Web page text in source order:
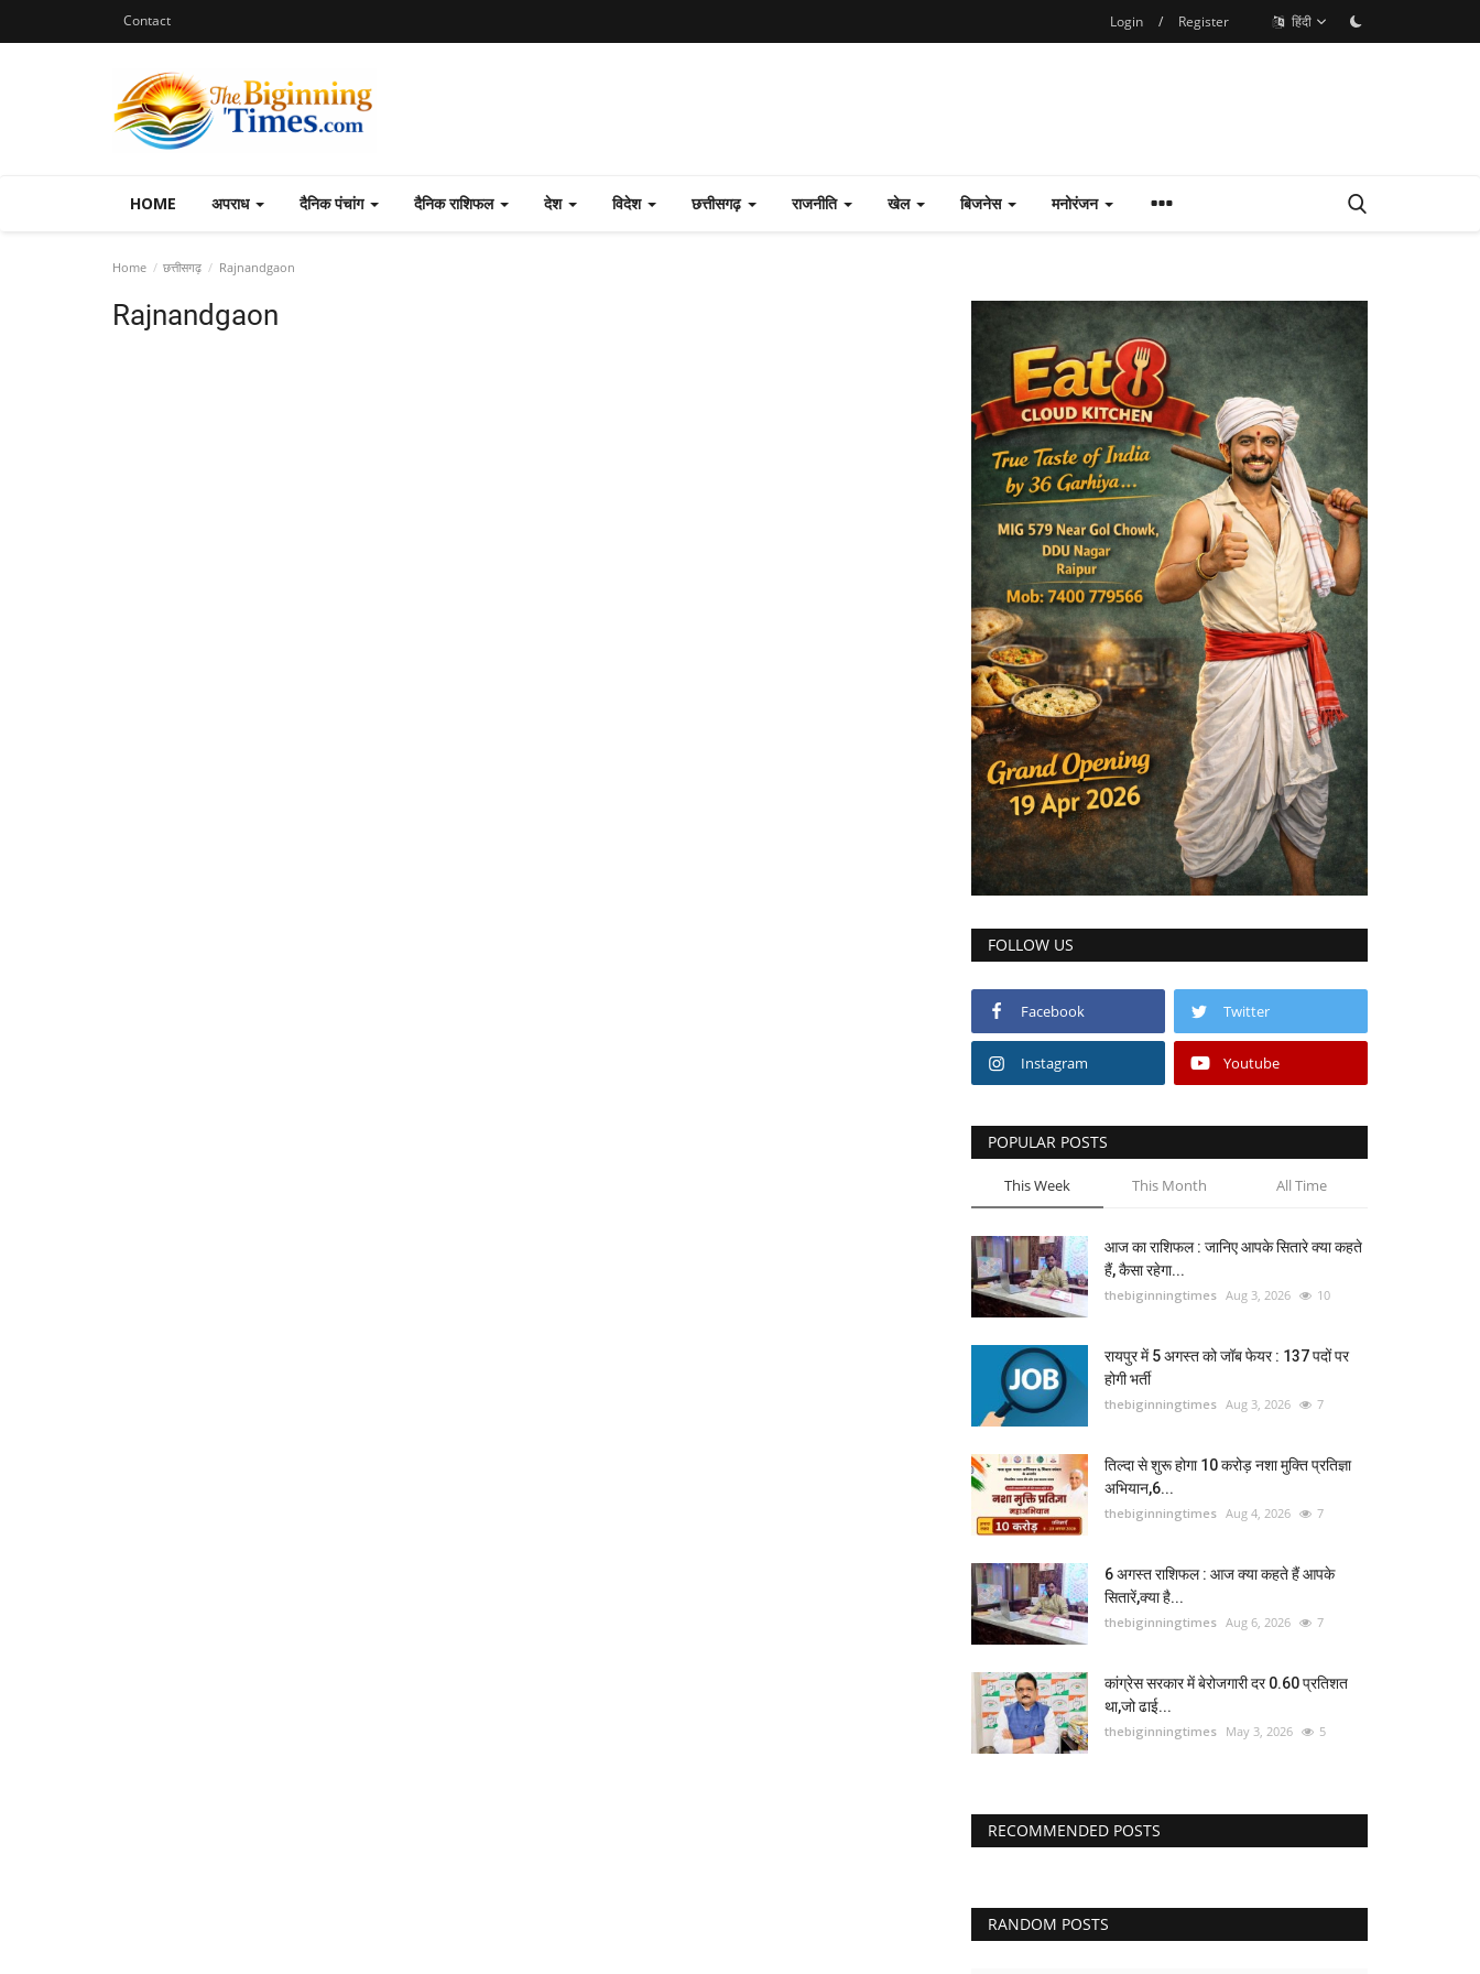
Contact Login / Register हिंदी
HOME अपराध दैनिक पंचांग दैनिक राशिफल देश विदेश छत्तीसगढ़ राजनीति खेल बिजनेस मनोरंजन
Home छत्तीसगढ़ Rajnandgaon
Rajnandgaon
FOLLOW US
Facebook Twitter
Instagram Youtube
POPULAR POSTS
This Week This Month All Time
आज का राशिफल : जानिए आपके सितारे क्या कहते
हैं, कैसा रहेगा...
thebiginningtimes Aug 3, 2026 10
रायपुर में 5 अगस्त को जॉब फेयर : 137 पदों पर
होगी भर्ती
thebiginningtimes Aug 3, 2026 7
तिल्दा से शुरू होगा 10 करोड़ नशा मुक्ति प्रतिज्ञा
अभियान,6...
thebiginningtimes Aug 4, 2026 7
6 अगस्त राशिफल : आज क्या कहते हैं आपके
सितारें,क्या है...
thebiginningtimes Aug 6, 2026 7
कांग्रेस सरकार में बेरोजगारी दर 0.60 प्रतिशत
था,जो ढाई...
thebiginningtimes May 3, 2026 5
RECOMMENDED POSTS
RANDOM POSTS